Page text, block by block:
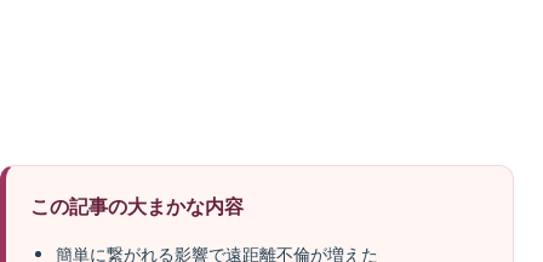
この記事の大まかな内容
簡単に繋がれる影響で遠距離不倫が増えた